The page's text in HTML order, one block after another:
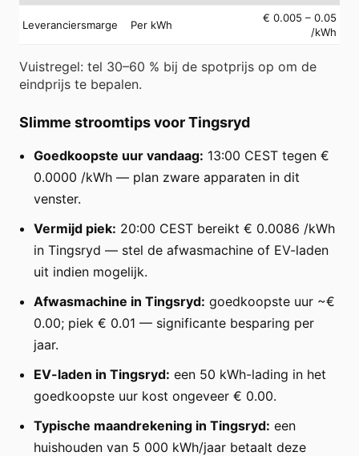
Leveranciersmarge Per kWh
€ 0.005 – 0.05
/kWh
Vuistregel: tel 30–60 % bij de spotprijs op om de
eindprijs te bepalen.
Slimme stroomtips voor Tingsryd
Goedkoopste uur vandaag: 13:00 CEST tegen €
0.0000 /kWh — plan zware apparaten in dit
venster.
Vermijd piek: 20:00 CEST bereikt € 0.0086 /kWh
in Tingsryd — stel de afwasmachine of EV-laden
uit indien mogelijk.
Afwasmachine in Tingsryd: goedkoopste uur ~€
0.00; piek € 0.01 — significante besparing per
jaar.
EV-laden in Tingsryd: een 50 kWh-lading in het
goedkoopste uur kost ongeveer € 0.00.
Typische maandrekening in Tingsryd: een
huishouden van 5 000 kWh/jaar betaalt deze